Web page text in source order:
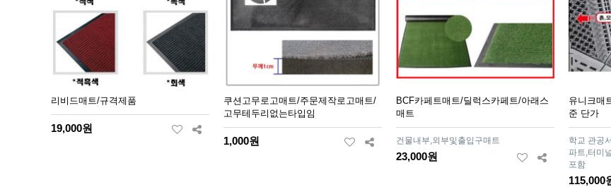
리비드매트/규격제품
19,000원
쿠션고무로고매트/주문제작로고매트/
고무테두리없는타입임
1,000원
BCF카페트매트/딜럭스카페트/아래스
매트
건물내부,외부및출입구매트
23,000원
유니크매
준 단가
학교 관공
파트,터미
포함
115,000